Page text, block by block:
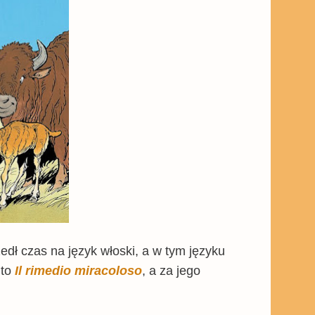
czas na język włoski, a w tym języku
Il rimedio miracoloso, a za jego